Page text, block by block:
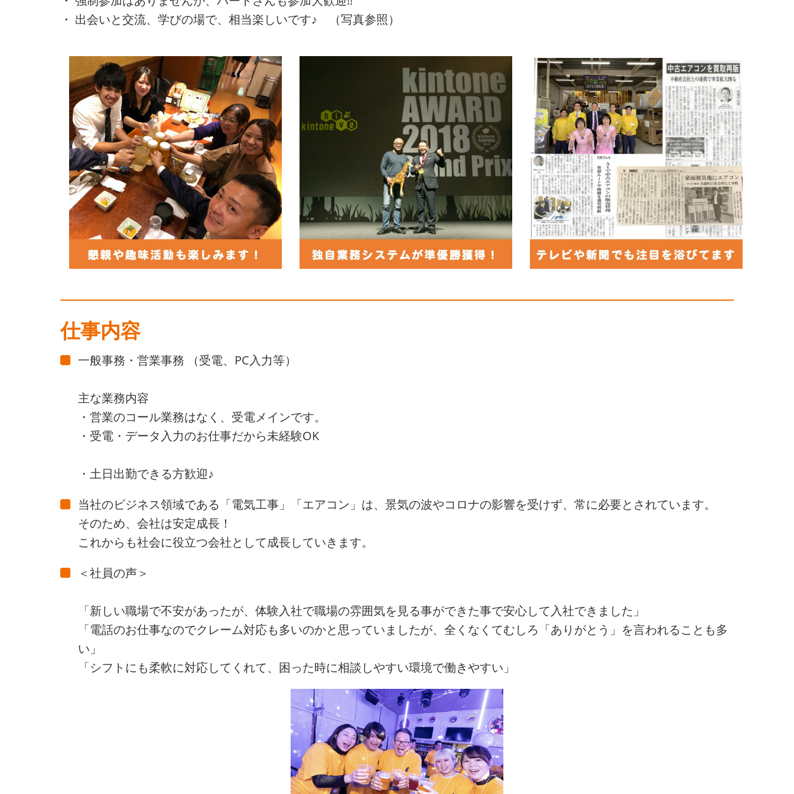
・ 出会いと交流、学びの場で、相当楽しいです♪ （写真参照）
仕事内容
一般事務・営業事務 （受電、PC入力等）
主な業務内容
・営業のコール業務はなく、受電メインです。
・受電・データ入力のお仕事だから未経験OK
・土日出勤できる方歓迎♪
当社のビジネス領域である「電気工事」「エアコン」は、景気の波やコロナの影響を受けず、常に必要とされています。
そのため、会社は安定成長！
これからも社会に役立つ会社として成長していきます。
＜社員の声＞
「新しい職場で不安があったが、体験入社で職場の雰囲気を見る事ができた事で安心して入社できました」
「電話のお仕事なのでクレーム対応も多いのかと思っていましたが、全くなくてむしろ「ありがとう」を言われることも多
い」
「シフトにも柔軟に対応してくれて、困った時に相談しやすい環境で働きやすい」